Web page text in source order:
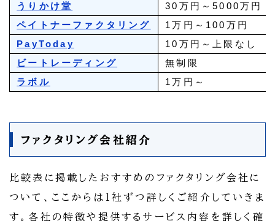
うりかけ堂
30万円～5000万円
ペイトナーファクタリング
1万円～100万円
PayToday
10万円～上限なし
ビートレーディング
無制限
ラボル
1万円～
ファクタリング会社紹介
比較表に掲載したおすすめのファクタリング会社に
ついて、ここからは1社ずつ詳しくご紹介していきま
す。各社の特徴や提供するサービス内容を詳しく確